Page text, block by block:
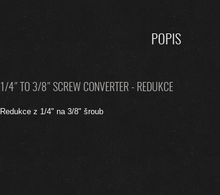
POPIS
1/4" TO 3/8" SCREW CONVERTER - REDUKCE
Redukce z 1/4" na 3/8" šroub